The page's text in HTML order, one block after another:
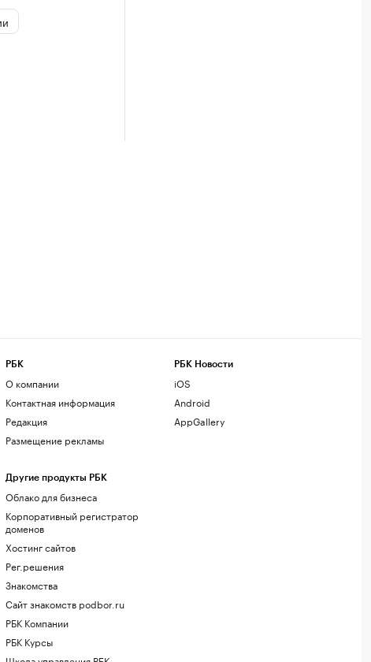
РБК
О компании
Контактная информация
Редакция
Размещение рекламы
Другие продукты РБК
Облако для бизнеса
Корпоративный регистратор
доменов
Хостинг сайтов
Рег.решения
Знакомства
Сайт знакомств podbor.ru
РБК Компании
РБК Курсы
РБК Новости
iOS
Android
AppGallery